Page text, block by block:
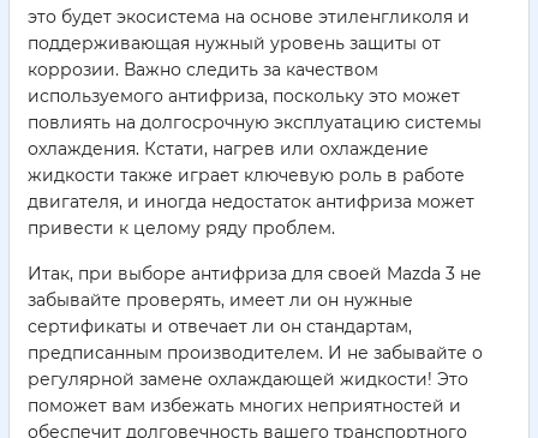
это будет экосистема на основе этиленгликоля и
поддерживающая нужный уровень защиты от
коррозии. Важно следить за качеством
используемого антифриза, поскольку это может
повлиять на долгосрочную эксплуатацию системы
охлаждения. Кстати, нагрев или охлаждение
жидкости также играет ключевую роль в работе
двигателя, и иногда недостаток антифриза может
привести к целому ряду проблем.
Итак, при выборе антифриза для своей Mazda 3 не
забывайте проверять, имеет ли он нужные
сертификаты и отвечает ли он стандартам,
предписанным производителем. И не забывайте о
регулярной замене охлаждающей жидкости! Это
поможет вам избежать многих неприятностей и
обеспечит долговечность вашего транспортного